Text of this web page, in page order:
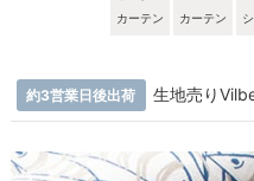
カーテン
カーテン
約3営業日後出荷 生地売り